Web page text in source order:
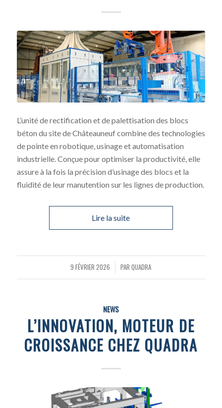
L’unité de rectification et de palettisation des blocs
béton du site de Châteauneuf combine des technologies
de pointe en robotique, usinage et automatisation
industrielle. Conçue pour optimiser la productivité, elle
assure à la fois la précision d’usinage des blocs et la
fluidité de leur manutention sur les lignes de production.
Lire la suite
9 FÉVRIER 2026
/ PARQUADRA
NEWS
L’INNOVATION, MOTEUR DE
CROISSANCE CHEZ QUADRA